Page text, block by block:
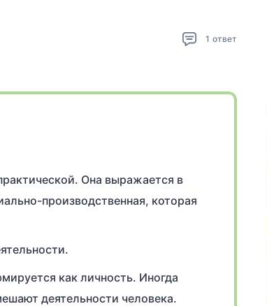
1 ответ
Она выражается в
производственная, которая
как личность. Иногда
деятельности человека.